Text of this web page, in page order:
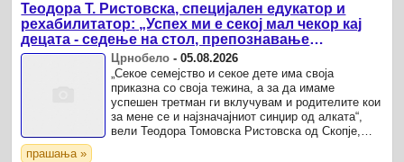
Теодора Т. Ристовска, специјален едукатор и
рехабилитатор: „Успех ми е секој мал чекор кај
децата - седење на стол, препознавање
текстури“
Црнобело -05.08.2026
„Секое семејство и секое дете има своја
приказна со своја тежина, а за да имаме
успешен третман ги вклучувам и родителите кои
за мене се и најзначајниот синџир од алката“,
вели Теодора Томовска Ристовска oд Скопје,
прашања »